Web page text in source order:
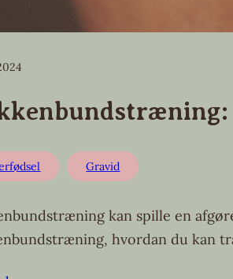
Gravid
kan spille en
hvordan du kan